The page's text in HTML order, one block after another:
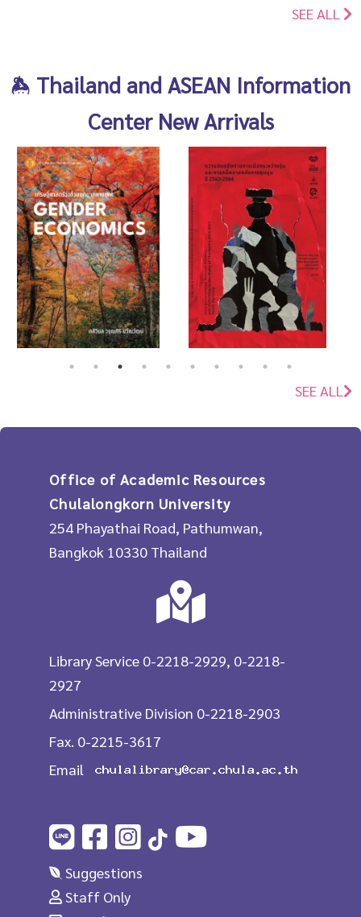
SEE ALL
Thailand and ASEAN Information
Center New Arrivals
SEE ALL
Office of Academic Resources
Chulalongkorn University
254 Phayathai Road, Pathumwan,
Bangkok 10330 Thailand
Library Service 0-2218-2929, 0-2218-
2927
Administrative Division 0-2218-2903
Fax. 0-2215-3617
Email
Suggestions
Staff Only